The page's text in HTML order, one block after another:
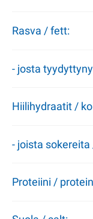
Rasva / fett:
- josta
Hiilihydraatit /
- joista
Proteiini /